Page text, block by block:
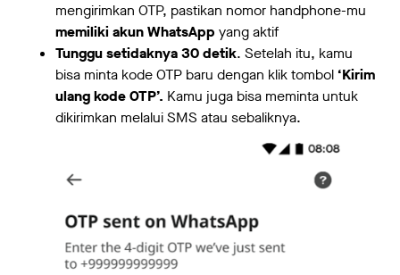
mengirimkan OTP, pastikan nomor handphone-mu
memiliki akun WhatsAppyang aktif
Tunggu setidaknya 30 detik. Setelah itu, kamu
bisa minta kode OTP baru dengan klik tombol ‘Kirim
ulang kode OTP’. Kamu juga bisa meminta untuk
dikirimkan melalui SMS atau sebaliknya.